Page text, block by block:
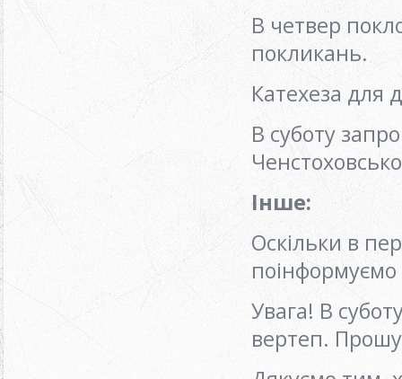
В четвер
покликань.
Катехеза для
В суботу
Інше:
Оскільки в
поінформуємо
Увага! В
вертеп. Прошу